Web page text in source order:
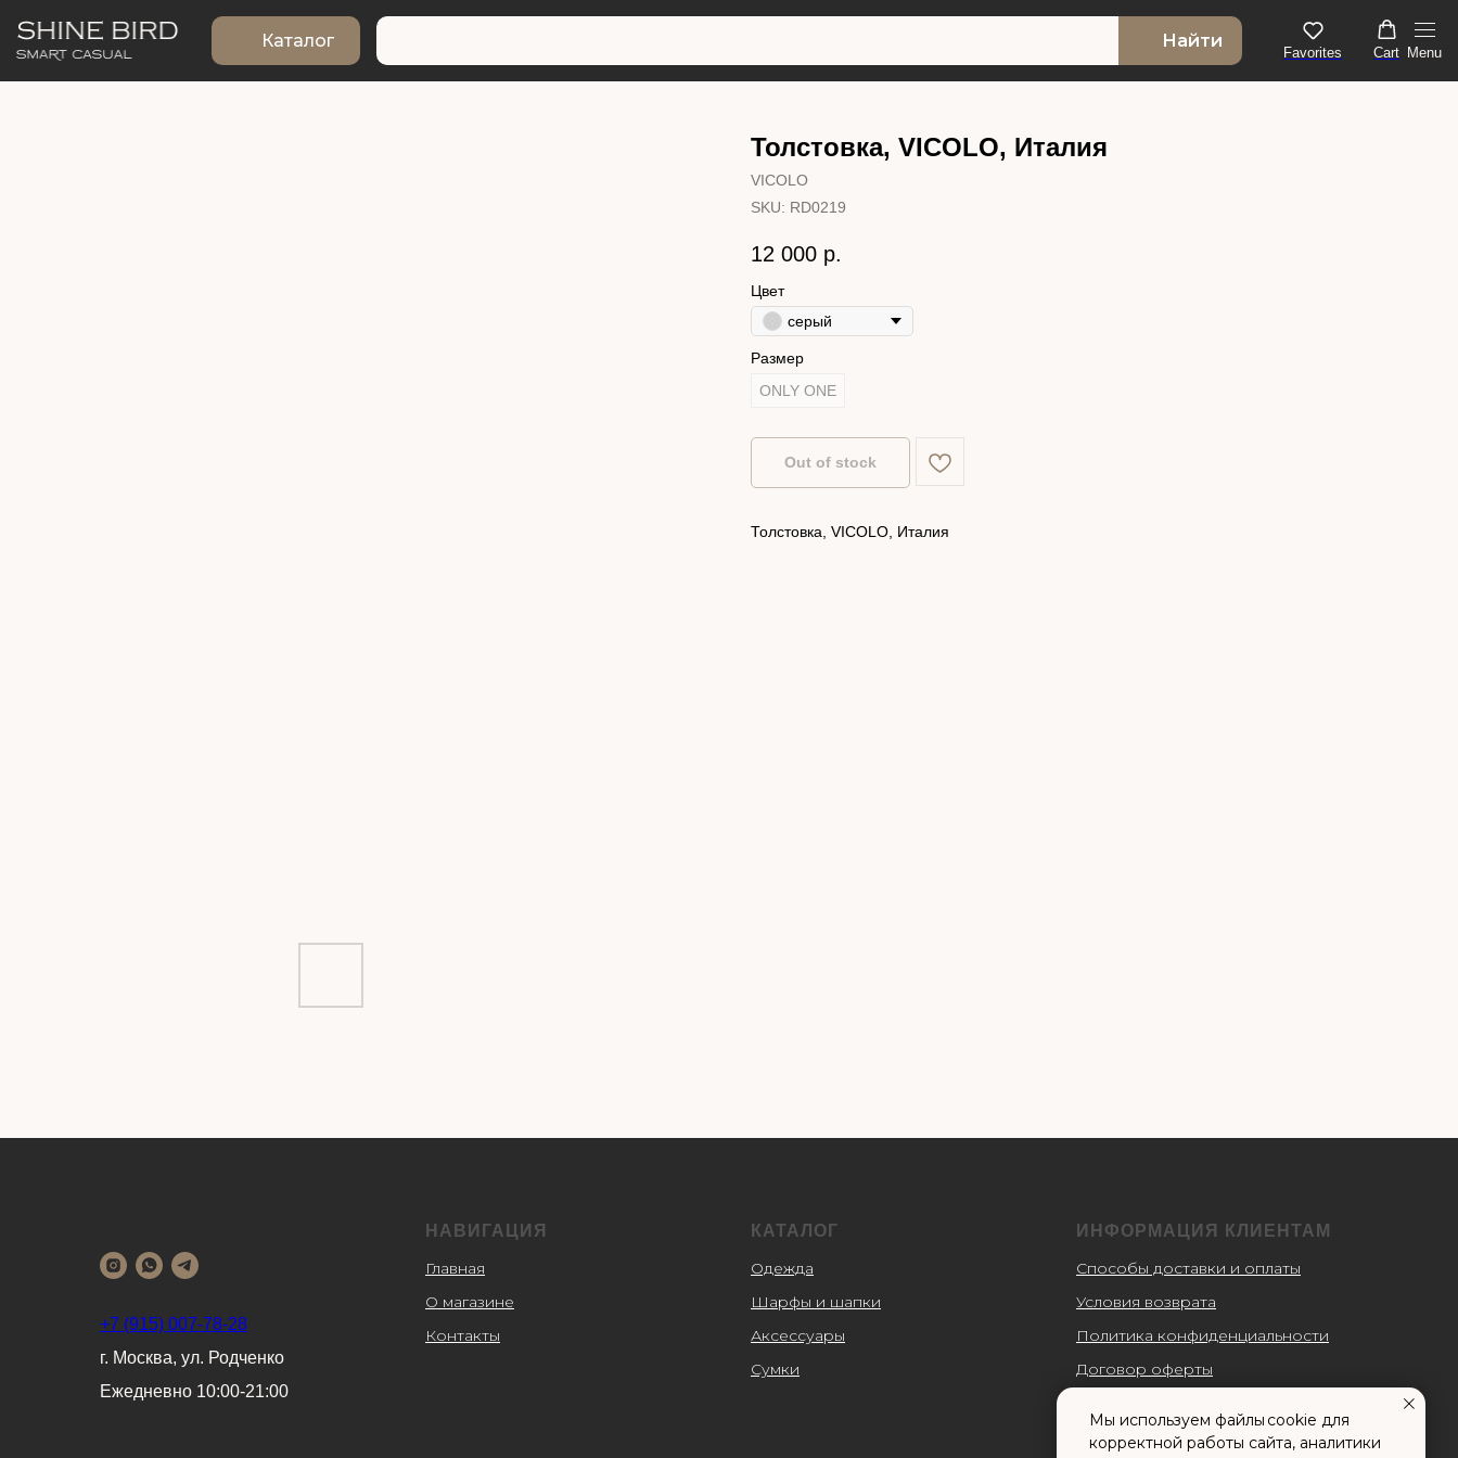
Мы используем файлы cookie для
корректной работы сайта, аналитики
Каталог Найти
Favorites Cart Menu
Толстовка, VICOLO, Италия
VICOLO
SKU: RD0219
12 000 р.
Цвет
серый
Размер
ONLY ONE
Out of stock
Толстовка, VICOLO, Италия
+7 (915) 007-78-28
г. Москва, ул. Родченко
Ежедневно 10:00-21:00
НАВИГАЦИЯ
Главная
О магазине
Контакты
КАТАЛОГ
Одежда
Шарфы и шапки
Аксессуары
Сумки
ИНФОРМАЦИЯ КЛИЕНТАМ
Способы доставки и оплаты
Условия возврата
Политика конфиденциальности
Договор оферты
Согласие на обработку